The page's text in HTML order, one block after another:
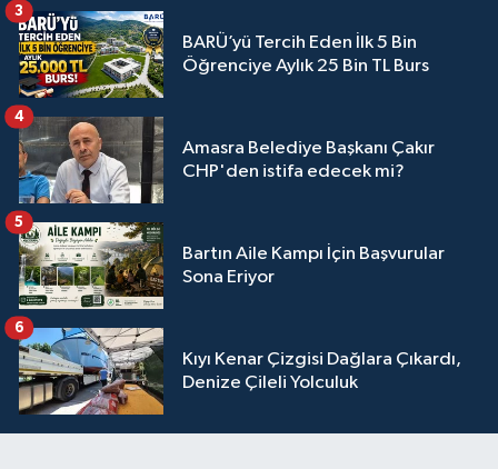
BARÜ’yü Tercih Eden İlk 5 Bin
Öğrenciye Aylık 25 Bin TL Burs
3
Amasra Belediye Başkanı Çakır
CHP'den istifa edecek mi?
4
Bartın Aile Kampı İçin Başvurular
Sona Eriyor
5
Kıyı Kenar Çizgisi Dağlara Çıkardı,
Denize Çileli Yolculuk
6